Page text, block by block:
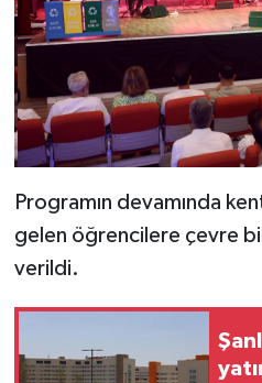
Programın devamında
gelen öğrencilere çevre
verildi.